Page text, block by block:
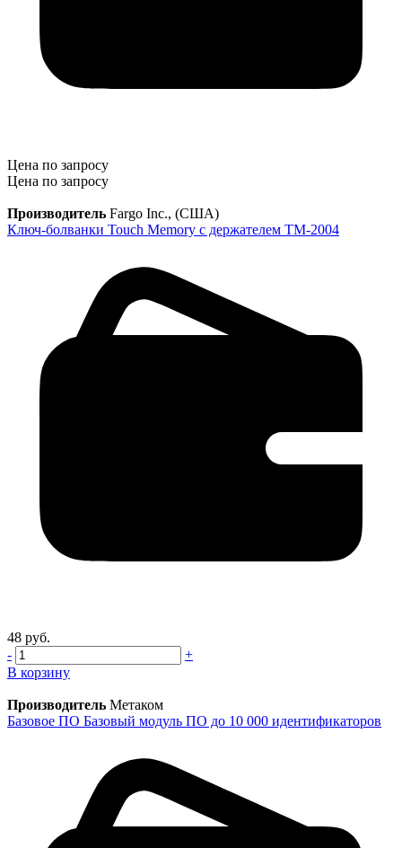
Цена по запросу
Цена по запросу
Производитель Fargo Inc., (США)
Ключ-болванки Touch Memory c держателем TM-2004
48 руб.
-
+
В корзину
Производитель Метаком
Базовое ПО Базовый модуль ПО до 10 000 идентификаторов